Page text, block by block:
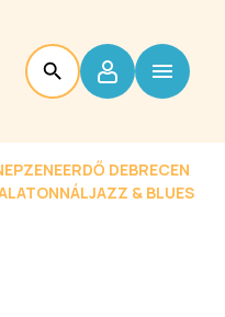
ZENEERDŐ DEBRECEN
JAZZ & BLUES